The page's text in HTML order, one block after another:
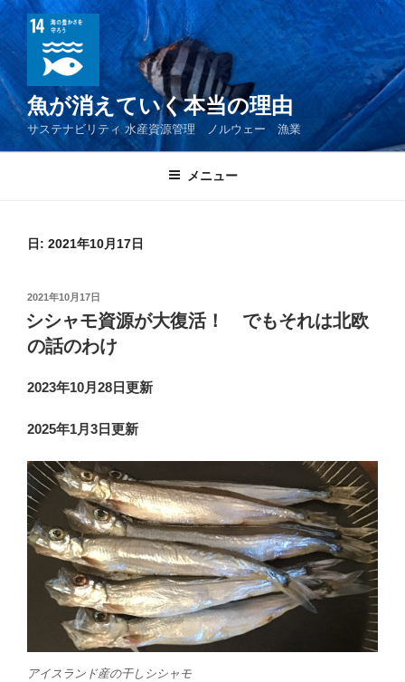
コ
ン
テ
ン
ツ
へ
魚が消えていく本当の理由
サステナビリティ 水産資源管理 ノルウェー 漁業
メニュー
日: 2021年10月17日
投
稿
日:
2021年10月17日
シシャモ資源が大復活！ でもそれは北欧
の話のわけ
2023年10月28日更新
2025年1月3日更新
アイスランド産の干しシシャモ